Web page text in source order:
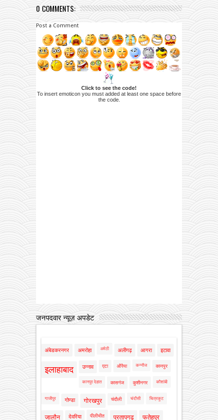
0 COMMENTS:
Post a Comment
Click to see the code!
To insert emoticon you must added at least one space before
the code.
जनपदवार न्यूज़ अपडेट
अंबेडकरनगर अमरोहा अमेठी अलीगढ़ आगरा इटावा
इलाहाबाद उन्नाव एटा औरैया कन्नौज कानपुर
कानपुर देहात कासगंज कुशीनगर कौशांबी
गाजीपुर गोण्डा गोरखपुर चंदौली चंदौसी चित्रकूट
जालौन देवरिया पीलीभीत प्रतापगढ़ फतेहपुर